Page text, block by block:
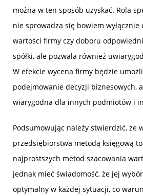
można w ten sposób uzyskać. Rola
nie sprowadza się bowiem wyłącznie
wartości firmy czy doboru
spółki, ale pozwala również
W efekcie wycena firmy będzie
podejmowanie decyzji biznesowych,
wiarygodna dla innych podmiotów i
Podsumowując należy stwierdzić, że
przedsiębiorstwa metodą księgową
najprostszych metod szacowania
jednak mieć świadomość, że jej
optymalny w każdej sytuacji, co